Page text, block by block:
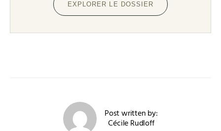
EXPLORER LE DOSSIER
Post written by:
Cécile Rudloff